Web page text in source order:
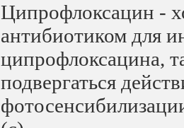
Ципрофлоксацин -
антибиотиком для
ципрофлоксацина,
подвергаться